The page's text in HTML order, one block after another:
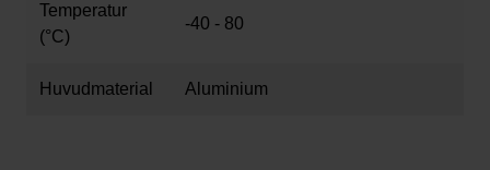
Temperatur
(°C)
-40 - 80
Huvudmaterial Aluminium